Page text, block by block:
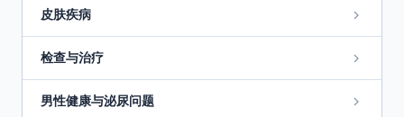
皮肤疾病
检查与治疗
男性健康与泌尿问题